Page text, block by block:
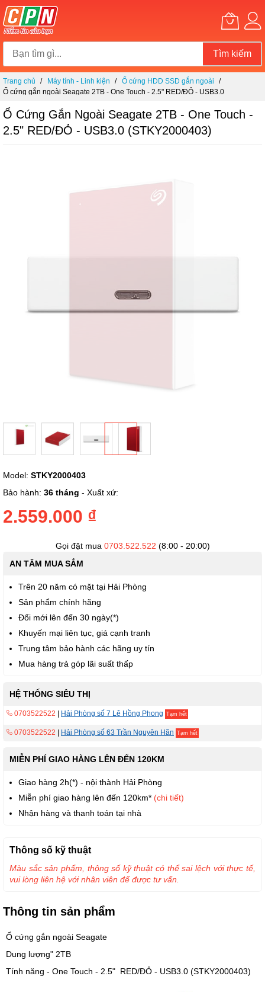
Tìm kiếm
Chuyển
đến
dung
Trang chủ Máy tính - Linh kiện
Ổ cứng HDD SSD gắn ngoài
Ổ cứng gắn ngoài Seagate 2TB - One Touch - 2.5" RED/ĐỎ - USB3.0
Ổ Cứng Gắn Ngoài Seagate 2TB - One Touch -
2.5" RED/ĐỎ - USB3.0 (STKY2000403)
đến
phần
của
thư
Model: STKY2000403
Bảo hành: 36 tháng - Xuất xứ:
2.559.000 ₫
Gọi đặt mua 0703.522.522 (8:00 - 20:00)
AN TÂM MUA SẮM
Trên 20 năm có mặt tại Hải Phòng
Sản phẩm chính hãng
Đổi mới lên đến 30 ngày(*)
Khuyến mại liên tục, giá cạnh tranh
Trung tâm bảo hành các hãng uy tín
Mua hàng trả góp lãi suất thấp
HỆ THỐNG SIÊU THỊ
0703522522 Hải Phòng số 7 Lê Hồng Phong Tạm hết
0703522522 Hải Phòng số 63 Trần Nguyên Hãn Tạm hết
MIỄN PHÍ GIAO HÀNG LÊN ĐẾN 120KM
Giao hàng 2h(*) - nội thành Hải Phòng
Miễn phí giao hàng lên đến 120km* (chi tiết)
Nhận hàng và thanh toán tại nhà
Thông tin sản phẩm
Ổ cứng gắn ngoài Seagate
Dung lượng" 2TB
Tính năng - One Touch - 2.5" RED/ĐỎ - USB3.0 (STKY2000403)
Thông số kỹ thuật
Màu sắc sản phẩm, thông số kỹ thuật có thể sai lệch với thực tế,
vui lòng liên hệ với nhân viên để được tư vấn.